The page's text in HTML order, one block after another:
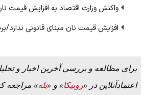
واکنش وزارت اقتصاد به افزایش قیمت
افزایش قیمت نان مبنای قانونی ندارد/
برای مطالعه و بررسی آخرین اخبار و
اعتمادآنلاین در «روبیکا» و «بله» مراجعه